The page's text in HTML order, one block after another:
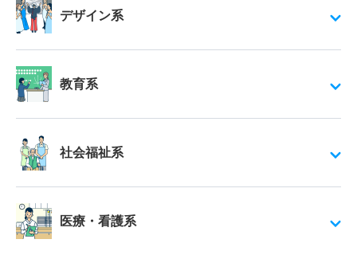
デザイン系
教育系
社会福祉系
医療・看護系